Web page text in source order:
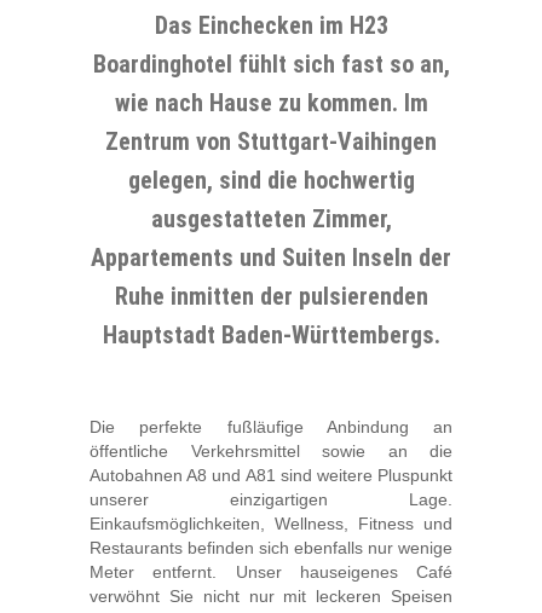
Das Einchecken im H23
Boardinghotel fühlt sich fast so an,
wie nach Hause zu kommen. Im
Zentrum von Stuttgart-Vaihingen
gelegen, sind die hochwertig
ausgestatteten Zimmer,
Appartements und Suiten Inseln der
Ruhe inmitten der pulsierenden
Hauptstadt Baden-Württembergs.
Die perfekte fußläufige Anbindung an
öffentliche Verkehrsmittel sowie an die
Autobahnen A8 und A81 sind weitere Pluspunkt
unserer einzigartigen Lage.
Einkaufsmöglichkeiten, Wellness, Fitness und
Restaurants befinden sich ebenfalls nur wenige
Meter entfernt. Unser hauseigenes Café
verwöhnt Sie nicht nur mit leckeren Speisen